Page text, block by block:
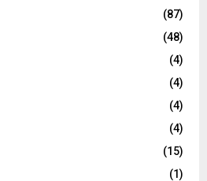
(87)
(48)
(4)
(4)
(4)
(4)
(15)
(1)